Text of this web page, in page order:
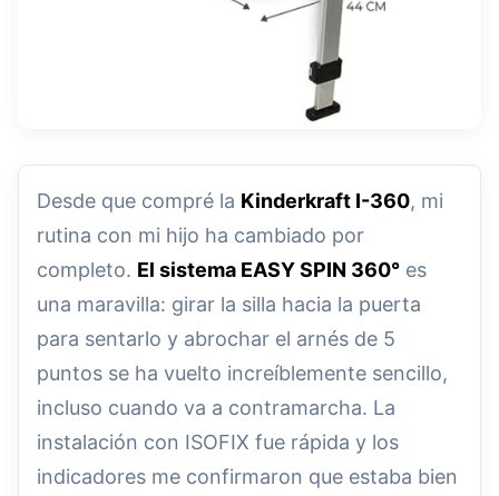
Desde que compré la Kinderkraft I-360, mi
rutina con mi hijo ha cambiado por
completo. El sistema EASY SPIN 360° es
una maravilla: girar la silla hacia la puerta
para sentarlo y abrochar el arnés de 5
puntos se ha vuelto increíblemente sencillo,
incluso cuando va a contramarcha. La
instalación con ISOFIX fue rápida y los
indicadores me confirmaron que estaba bien